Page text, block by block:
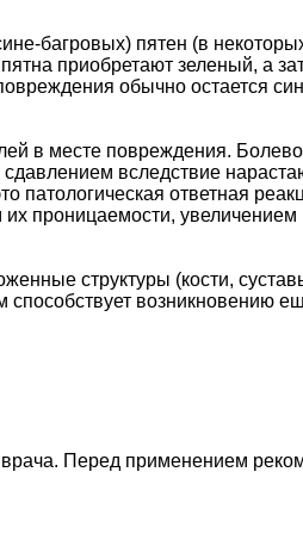
багровых) пятен (в
приобретают зеленый, а
обычно остается
в месте повреждения.
вследствие
патологическая ответная
проницаемости, увеличением
структуры (кости,
способствует
Перед применением